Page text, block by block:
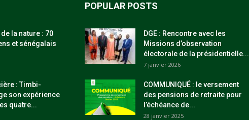
la nature : 70
et sénégalais
: Timbi-
son expérience
quatre...
POPULAR POSTS
DGE : Rencontre avec les
Missions d’observation
électorale de la présidentielle...
7 janvier 2026
COMMUNIQUÉ : le versement
des pensions de retraite pour
l’échéance de...
28 janvier 2025